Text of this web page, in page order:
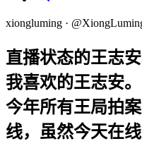
xiongluming · @
直播状态的王志
我喜欢的王志安
今年所有王局拍
线，虽然今天在